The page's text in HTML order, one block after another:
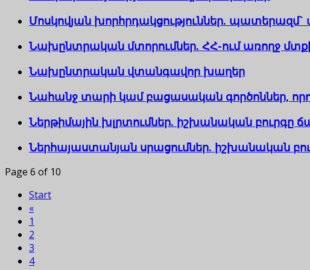
Մոսկովյան խորհրդակցություններ.
Նախընտրական մտորումներ. ՀՀ-ում առողջ
Նախընտրական վտանգավոր խաղեր
Նահանջ տարի կամ բացասական գործոններ,
Ներթիմային խլրտումներ. իշխանական բուրգը
Ներհայաստանյան սրացումներ. իշխանական
Page 6 of 10
Start
«
1
2
3
4